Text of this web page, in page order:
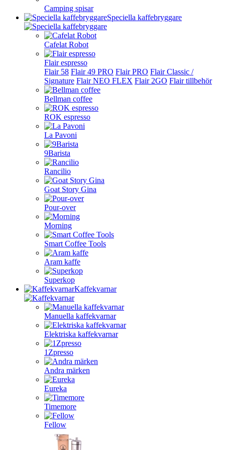
Camping spisar
Speciella kaffebryggare
Cafelat Robot
Flair espresso
Flair 58 Flair 49 PRO Flair PRO Flair Classic /
Signature Flair NEO FLEX Flair 2GO Flair tillbehör
Bellman coffee
ROK espresso
La Pavoni
9Barista
Rancilio
Goat Story Gina
Pour-over
Morning
Smart Coffee Tools
Aram kaffe
Superkop
Kaffekvarnar
Manuella kaffekvarnar
Elektriska kaffekvarnar
1Zpresso
Andra märken
Eureka
Timemore
Fellow